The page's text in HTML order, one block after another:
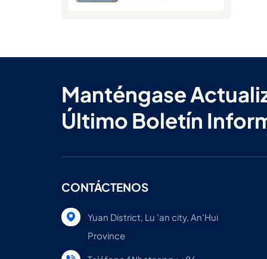
Manténgase
Último Boletín
CONTÁCTENOS
Yuan District, Lu 'an city, An'Hui
Province